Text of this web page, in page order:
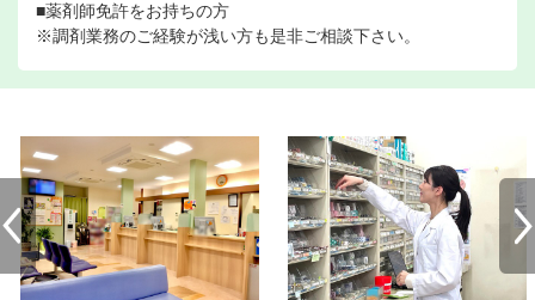
■薬剤師免許をお持ちの方
※調剤業務のご経験が浅い方も是非ご相談下さい。